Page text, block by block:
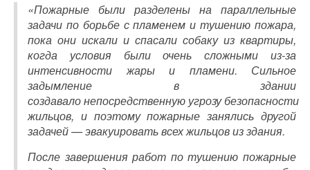
«Пожарные были разделены на параллельные
задачи по борьбе с пламенем и тушению пожара,
пока они искали и спасали собаку из квартиры,
когда условия были очень сложными из-за
интенсивности жары и пламени. Сильное
задымление в здании
создавало непосредственную угрозу безопасности
жильцов, и поэтому пожарные занялись другой
задачей — эвакуировать всех жильцов из здания.
После завершения работ по тушению пожарные